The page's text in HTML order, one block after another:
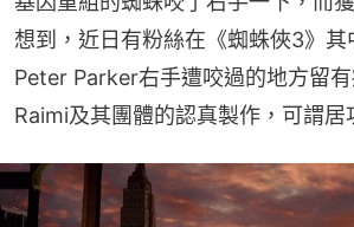
想到，近日有粉絲在《蜘蛛俠3》其
Peter Parker右手遭咬過的地方留
Raimi及其團體的認真製作，可謂居